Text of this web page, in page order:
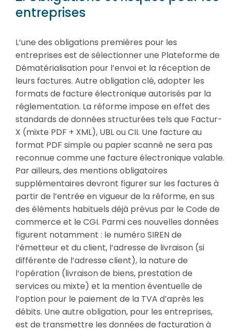
entreprises
L’une des obligations premières pour les
entreprises est de sélectionner une Plateforme de
Dématérialisation pour l’envoi et la réception de
leurs factures. Autre obligation clé, adopter les
formats de facture électronique autorisés par la
réglementation. La réforme impose en effet des
standards de données structurées tels que Factur-
X (mixte PDF + XML), UBL ou CII. Une facture au
format PDF simple ou papier scanné ne sera pas
reconnue comme une facture électronique valable.
Par ailleurs, des mentions obligatoires
supplémentaires devront figurer sur les factures à
partir de l’entrée en vigueur de la réforme, en sus
des éléments habituels déjà prévus par le Code de
commerce et le CGI. Parmi ces nouvelles données
figurent notamment : le numéro SIREN de
l’émetteur et du client, l’adresse de livraison (si
différente de l’adresse client), la nature de
l’opération (livraison de biens, prestation de
services ou mixte) et la mention éventuelle de
l’option pour le paiement de la TVA d’après les
débits. Une autre obligation, pour les entreprises,
est de transmettre les données de facturation à